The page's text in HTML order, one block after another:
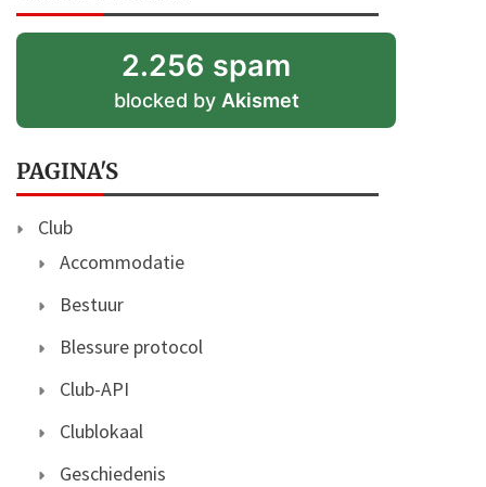
2.256 spam
blocked by Akismet
PAGINA'S
Club
Accommodatie
Bestuur
Blessure protocol
Club-API
Clublokaal
Geschiedenis